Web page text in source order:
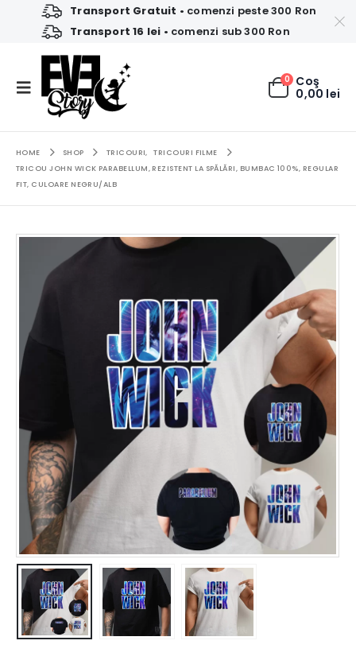
Transport Gratuit • comenzi peste 300 Ron
Transport 16 lei • comenzi sub 300 Ron
0 Coş
0,00 lei
HOME SHOP TRICOURI,
TRICOURI FILME
TRICOU JOHN WICK PARABELLUM, REZISTENT LA SPĂLĂRI, BUMBAC 100%, REGULAR
FIT, CULOARE NEGRU/ALB